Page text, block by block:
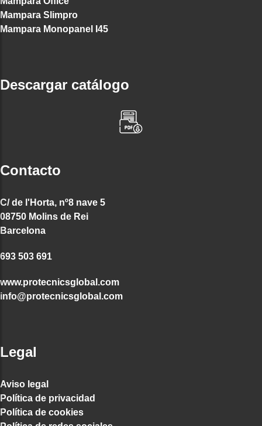
Mampara Slimpro
Mampara Monopanel I45
Descargar catálogo
Contacto
C/ de l'Horta, nº8 nave 5
08750 Molins de Rei
Barcelona
693 503 691
www.protecnicsglobal.com
info@protecnicsglobal.com
Legal
Aviso legal
Política de privacidad
Política de cookies